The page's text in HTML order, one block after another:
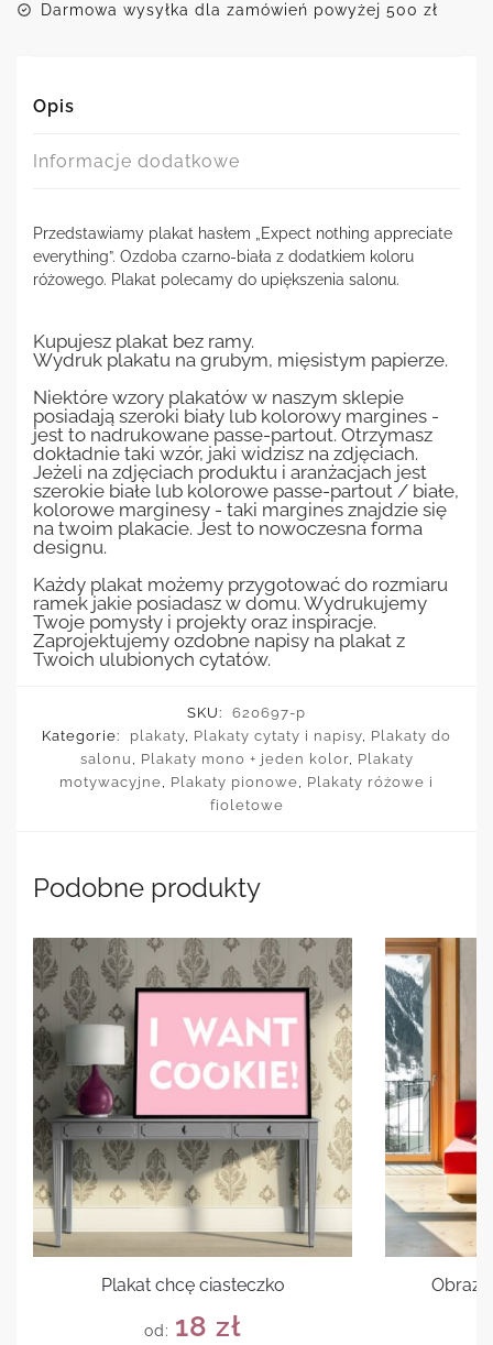
Darmowa wysyłka dla zamówień powyżej 500 zł
Opis
Informacje dodatkowe
Przedstawiamy plakat hasłem „Expect nothing appreciate
everything”. Ozdoba czarno-biała z dodatkiem koloru
różowego. Plakat polecamy do upiększenia salonu.
Kupujesz plakat bez ramy.
Wydruk plakatu na grubym, mięsistym papierze.
Niektóre wzory plakatów w naszym sklepie
posiadają szeroki biały lub kolorowy margines -
jest to nadrukowane passe-partout. Otrzymasz
dokładnie taki wzór, jaki widzisz na zdjęciach.
Jeżeli na zdjęciach produktu i aranżacjach jest
szerokie białe lub kolorowe passe-partout / białe,
kolorowe marginesy - taki margines znajdzie się
na twoim plakacie. Jest to nowoczesna forma
designu.
Każdy plakat możemy przygotować do rozmiaru
ramek jakie posiadasz w domu. Wydrukujemy
Twoje pomysły i projekty oraz inspiracje.
Zaprojektujemy ozdobne napisy na plakat z
Twoich ulubionych cytatów.
SKU:
620697-p
Kategorie:
plakaty, Plakaty cytaty i napisy, Plakaty do
salonu , Plakaty mono + jeden kolor, Plakaty
motywacyjne, Plakaty pionowe, Plakaty różowe i
fioletowe
Podobne produkty
Plakat chcę ciasteczko
od: 18 zł
Obraz